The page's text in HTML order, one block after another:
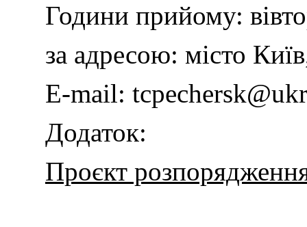
Години прийому:
за адресою: місто
E-mail:
Додаток:
Проєкт